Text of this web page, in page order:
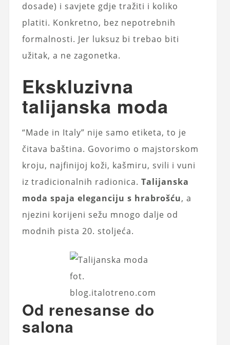
dosade) i savjete gdje tražiti i koliko
platiti. Konkretno, bez nepotrebnih
formalnosti. Jer luksuz bi trebao biti
užitak, a ne zagonetka.
Ekskluzivna
talijanska moda
“Made in Italy” nije samo etiketa, to je
čitava baština. Govorimo o majstorskom
kroju, najfinijoj koži, kašmiru, svili i vuni
iz tradicionalnih radionica. Talijanska
moda spaja eleganciju s hrabrošću, a
njezini korijeni sežu mnogo dalje od
modnih pista 20. stoljeća.
fot.
blog.italotreno.com
Od renesanse do
salona